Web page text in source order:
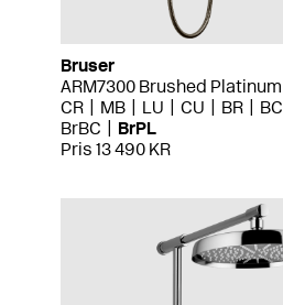
Bruser
ARM7300 Brushed Platinum
CR
MB LU CU BR BC
BrBC
BrPL
Pris 13 490 KR